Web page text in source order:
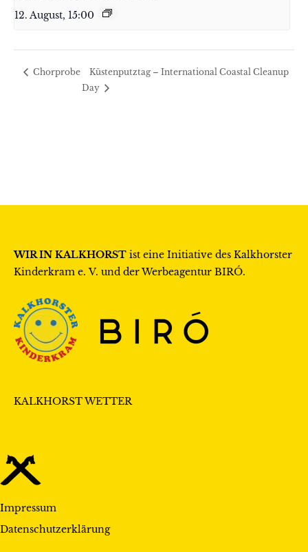
12. August, 15:00
Chorprobe
Küstenputztag – International Coastal Cleanup
Day
WIR IN KALKHORST ist eine Initiative des Kalkhorster
Kinderkram e. V. und der Werbeagentur BIRÓ.
KALKHORST WETTER
Impressum
Datenschutzerklärung